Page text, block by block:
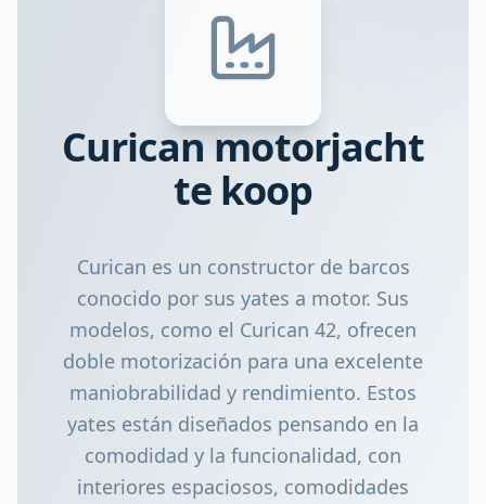
Curican motorjacht
te koop
Curican es un constructor de barcos
conocido por sus yates a motor. Sus
modelos, como el Curican 42, ofrecen
doble motorización para una excelente
maniobrabilidad y rendimiento. Estos
yates están diseñados pensando en la
comodidad y la funcionalidad, con
interiores espaciosos, comodidades